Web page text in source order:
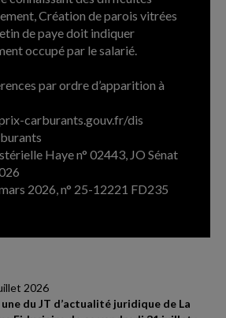
Création de parois vitrées
de paye doit indiquer
occupé par le salarié.
par ordre d’apparition à
carburants.gouv.fr/dis
Haye n° 02443, JO Sénat
2026, n° 25-12221 FD235
2026
du JT d’actualité juridique de La